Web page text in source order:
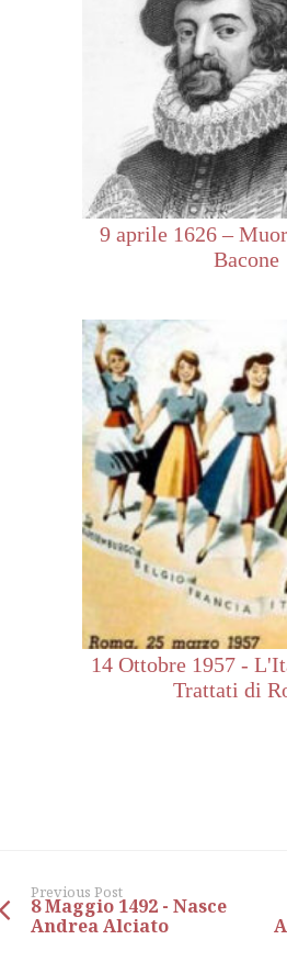
9 aprile 1626 –
Bacone
14 Ottobre 1957 -
Trattati di
Previous Post
8 Maggio 1492 - Nasce
Andrea Alciato